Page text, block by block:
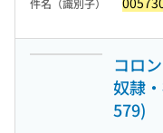
件名（識別子）
コロ
奴隷
579)